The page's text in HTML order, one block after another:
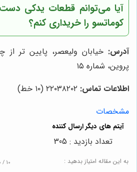
آیا می‌توانم قطعات یدکی
کوماتسو را خریداری کنم؟
آدرس: خيابان وليعصر، پايين تر از
پروين، شماره ١٥
اطلاعات تماس:
مشخصات
به این مقاله امتیاز بدهید : / 10
تعداد بازدید : 305